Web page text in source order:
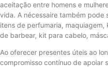
aceitação entre homens e
vida. A nécessaire também pode
itens de perfumaria,
de barbear, kit para cabelo,
Ao oferecer presentes úteis ao
compromisso contínuo de apoiar